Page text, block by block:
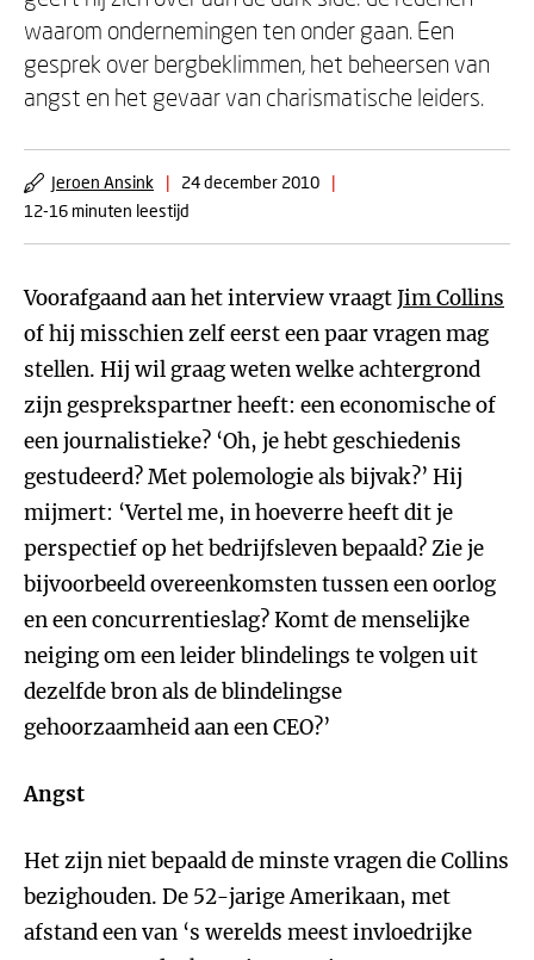
waarom ondernemingen ten onder gaan. Een
gesprek over bergbeklimmen, het beheersen van
angst en het gevaar van charismatische leiders.
Jeroen Ansink | 24 december 2010
|
12-16 minuten leestijd
Voorafgaand aan het interview vraagtJim Collins
of hij misschien zelf eerst een paar vragen mag
stellen. Hij wil graag weten welke achtergrond
zijn gesprekspartner heeft: een economische of
een journalistieke? ‘Oh, je hebt geschiedenis
gestudeerd? Met polemologie als bijvak?’ Hij
mijmert: ‘Vertel me, in hoeverre heeft dit je
perspectief op het bedrijfsleven bepaald? Zie je
bijvoorbeeld overeenkomsten tussen een oorlog
en een concurrentieslag? Komt de menselijke
neiging om een leider blindelings te volgen uit
dezelfde bron als de blindelingse
gehoorzaamheid aan een CEO?’
Angst
Het zijn niet bepaald de minste vragen die Collins
bezighouden. De 52-jarige Amerikaan, met
afstand een van ‘s werelds meest invloedrijke